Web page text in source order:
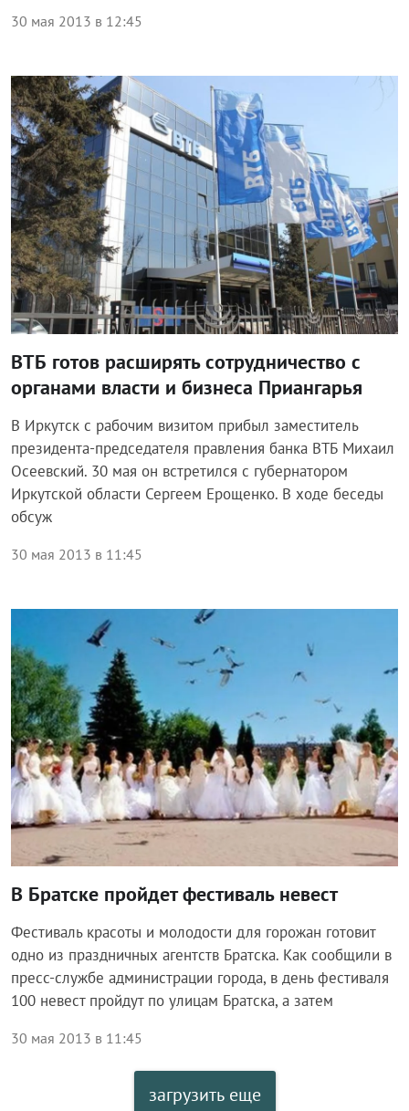
30 мая 2013 в 12:45
Экономика
ВТБ готов расширять сотрудничество с
органами власти и бизнеса Приангарья
В Иркутск с рабочим визитом прибыл заместитель
президента-председателя правления банка ВТБ Михаил
Осеевский. 30 мая он встретился с губернатором
Иркутской области Сергеем Ерощенко. В ходе беседы
обсуж
30 мая 2013 в 11:45
Территории
В Братске пройдет фестиваль невест
Фестиваль красоты и молодости для горожан готовит
одно из праздничных агентств Братска. Как сообщили в
пресс-службе администрации города, в день фестиваля
100 невест пройдут по улицам Братска, а затем
30 мая 2013 в 11:45
загрузить еще